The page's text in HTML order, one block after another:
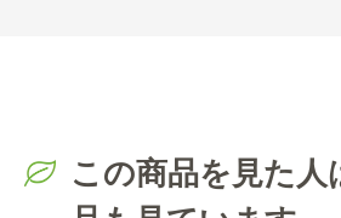
この商品を見た人